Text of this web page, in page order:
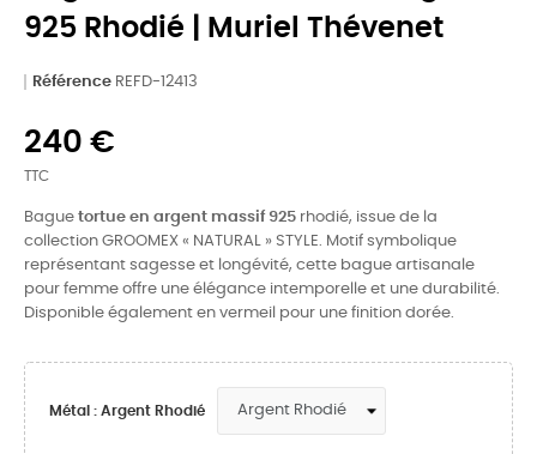
925 Rhodié | Muriel Thévenet
Référence REFD-12413
240 €
TTC
Bague tortue en argent massif 925 rhodié, issue de la
collection GROOMEX « NATURAL » STYLE. Motif symbolique
représentant sagesse et longévité, cette bague artisanale
pour femme offre une élégance intemporelle et une durabilité.
Disponible également en vermeil pour une finition dorée.
Métal : Argent Rhodié